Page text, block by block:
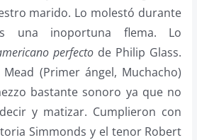
marido. Lo molestó durante
una inoportuna flema. Lo
perfecto de Philip Glass.
(Primer ángel, Muchacho)
bastante sonoro ya que no
y matizar. Cumplieron con
Simmonds y el tenor Robert